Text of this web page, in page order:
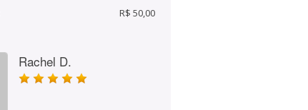
R$ 50,00
Rachel D.